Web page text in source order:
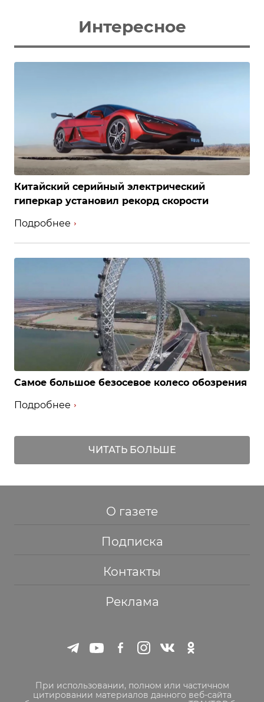
Интересное
Китайский серийный электрический
гиперкар установил рекорд скорости
Подробнее
Самое большое безосевое колесо обозрения
Подробнее
ЧИТАТЬ БОЛЬШЕ
О газете
Подписка
Контакты
Реклама
При использовании, полном или частичном
цитировании материалов данного веб-сайта